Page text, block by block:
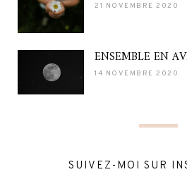
21 NOVEMBRE 2020
ENSEMBLE EN
14 NOVEMBRE 2020
SUIVEZ-MOI SUR